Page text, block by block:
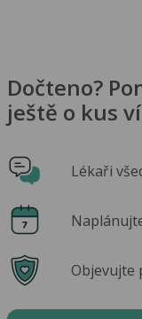
Dočteno?
ještě o kus
Lékaři
Objevujte